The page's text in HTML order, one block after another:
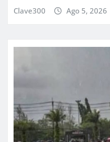
Clave300 Ago 5, 2026